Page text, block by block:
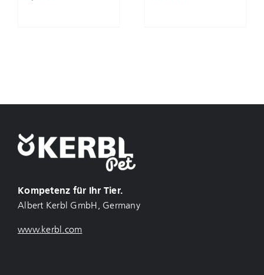
Kompetenz für Ihr Tier.
Albert Kerbl GmbH, Germany
www.kerbl.com